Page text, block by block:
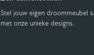
Stel jouw eigen droommeubel
met onze unieke designs.